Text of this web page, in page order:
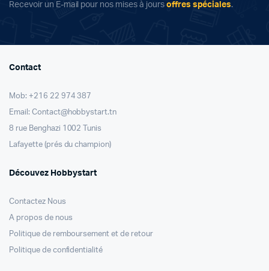
Recevoir un E-mail pour nos mises à jours offres spéciales.
Contact
Mob: +216 22 974 387
Email: Contact@hobbystart.tn
8 rue Benghazi 1002 Tunis
Lafayette (prés du champion)
Découvez Hobbystart
Contactez Nous
A propos de nous
Politique de remboursement et de retour
Politique de confidentialité